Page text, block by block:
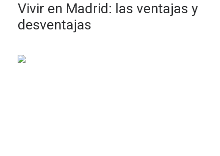
Vivir en Madrid: las ventajas y
desventajas